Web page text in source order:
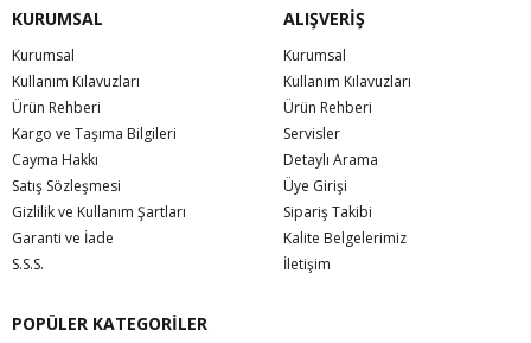
KURUMSAL
Kurumsal
Kullanım Kılavuzları
Ürün Rehberi
Kargo ve Taşıma Bilgileri
Cayma Hakkı
Satış Sözleşmesi
Gizlilik ve Kullanım Şartları
Garanti ve İade
S.S.S.
ALIŞVERİŞ
Kurumsal
Kullanım Kılavuzları
Ürün Rehberi
Servisler
Detaylı Arama
Üye Girişi
Sipariş Takibi
Kalite Belgelerimiz
İletişim
POPÜLER KATEGORİLER